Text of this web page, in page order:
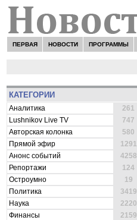
ПЕРВАЯ НОВОСТИ ПРОГРАММЫ
КАТЕГОРИИ
Аналитика
261
Lushnikov Live TV
747
Авторская колонка
580
Прямой эфир
1291
Анонс событий
4258
Репортажи
124
Остроумно
19
Политика
3419
Наука
2220
Финансы
2159